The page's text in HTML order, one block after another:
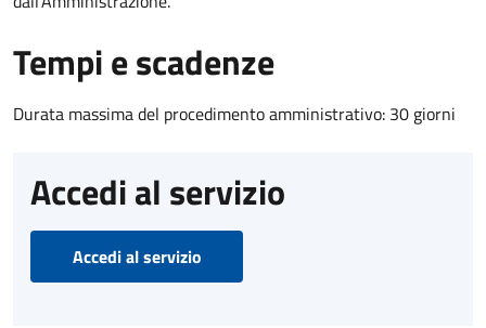
Tempi e scadenze
Durata massima del procedimento amministrativo: 30 giorni
Accedi al servizio
Accedi al servizio